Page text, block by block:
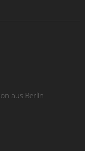
aus Berlin